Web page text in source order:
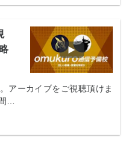
アーカイブをご視聴頂けま
…